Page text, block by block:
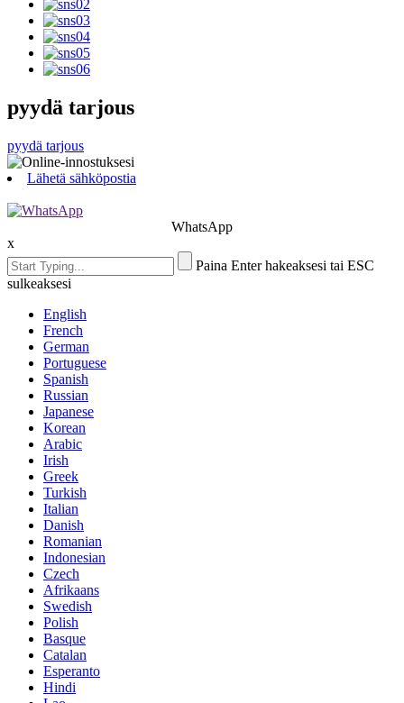
pyydä tarjous
pyydä tarjous
Lähetä sähköpostia
WhatsApp
x
Paina Enter hakeaksesi tai ESC
sulkeaksesi
English
French
German
Portuguese
Spanish
Russian
Japanese
Korean
Arabic
Irish
Greek
Turkish
Italian
Danish
Romanian
Indonesian
Czech
Afrikaans
Swedish
Polish
Basque
Catalan
Esperanto
Hindi